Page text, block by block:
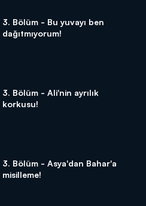
3. Bölüm - Bu yuvayı ben
dağıtmıyorum!
3. Bölüm - Ali'nin ayrılık
korkusu!
3. Bölüm - Asya'dan Bahar'a
misilleme!